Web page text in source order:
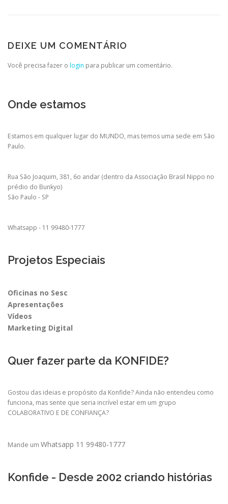
DEIXE UM COMENTÁRIO
Você precisa fazer o login para publicar um comentário.
Onde estamos
Estamos em qualquer lugar do MUNDO, mas temos uma sede em São
Paulo.
Rua São Joaquim, 381, 6o andar (dentro da Associação Brasil Nippo no
prédio do Bunkyo)
São Paulo - SP
Whatsapp - 11 99480-1777
Projetos Especiais
Oficinas no Sesc
Apresentações
Vídeos
Marketing Digital
Quer fazer parte da KONFIDE?
Gostou das ideias e propósito da Konfide? Ainda não entendeu como
funciona, mas sente que seria incrível estar em um grupo
COLABORATIVO E DE CONFIANÇA?
Mande um Whatsapp 11 99480-1777
Konfide - Desde 2002 criando histórias